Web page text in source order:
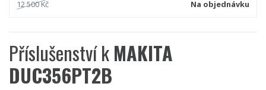
12 500 Kč Na objednávku
Příslušenství kMAKITA
DUC356PT2B